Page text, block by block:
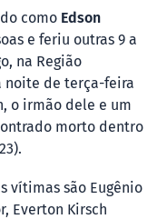
como Edson
e feriu outras 9 a
na Região
noite de terça-feira
o irmão dele e um
morto dentro
vítimas são Eugênio
Everton Kirsch